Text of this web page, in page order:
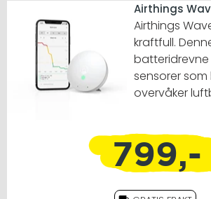
Airthings
Airthings
kraftfull.
sensorer
overvåker
stiger,
identifisere
påvirkningen
luftkvaliteten
799,-